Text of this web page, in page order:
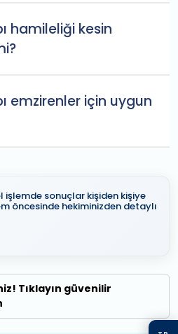
hamileliği kesin
emzirenler için uygun
işlemde sonuçlar kişiden kişiye
öncesinde hekiminizden detaylı
Tıklayın güvenilir